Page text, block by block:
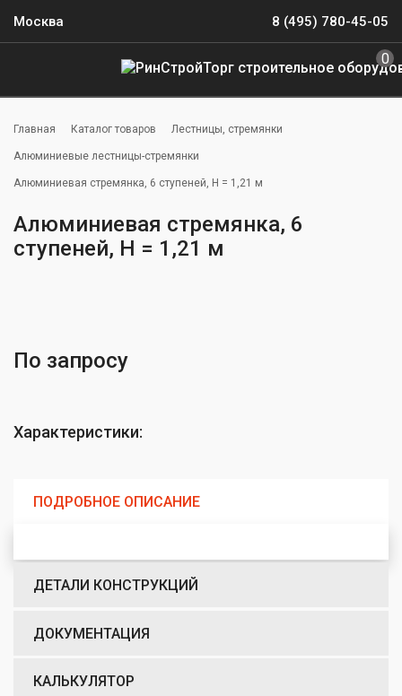
Москва 8 (495) 780-45-05
0
Главная Каталог товаров Лестницы, стремянки
Алюминиевые лестницы-стремянки
Алюминиевая стремянка, 6 ступеней, H = 1,21 м
Алюминиевая стремянка, 6
ступеней, H = 1,21 м
Характеристики:
По запросу
ПОДРОБНОЕ ОПИСАНИЕ
ДЕТАЛИ КОНСТРУКЦИЙ
ДОКУМЕНТАЦИЯ
КАЛЬКУЛЯТОР